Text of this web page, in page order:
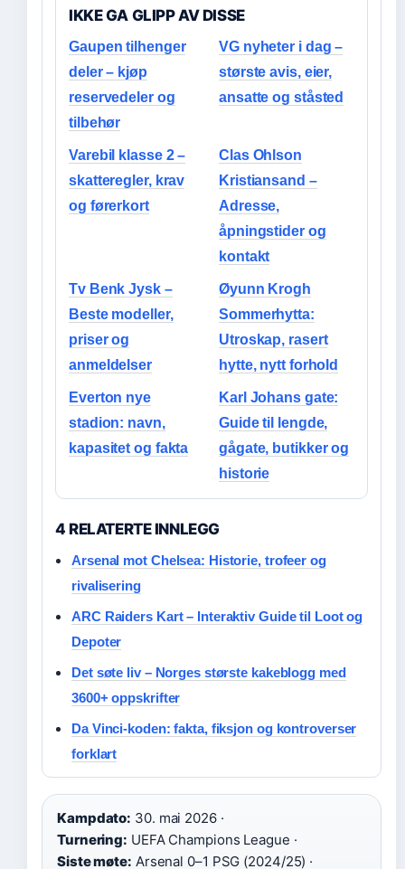
IKKE GA GLIPP AV DISSE
Gaupen tilhenger
deler – kjøp
reservedeler og
tilbehør
VG nyheter i dag –
største avis, eier,
ansatte og ståsted
Varebil klasse 2 –
skatteregler, krav
og førerkort
Clas Ohlson
Kristiansand –
Adresse,
åpningstider og
kontakt
Tv Benk Jysk –
Beste modeller,
priser og
anmeldelser
Øyunn Krogh
Sommerhytta:
Utroskap, rasert
hytte, nytt forhold
Everton nye
stadion: navn,
kapasitet og fakta
Karl Johans gate:
Guide til lengde,
gågate, butikker og
historie
4 RELATERTE INNLEGG
Arsenal mot Chelsea: Historie, trofeer og
rivalisering
ARC Raiders Kart – Interaktiv Guide til Loot og
Depoter
Det søte liv – Norges største kakeblogg med
3600+ oppskrifter
Da Vinci-koden: fakta, fiksjon og kontroverser
forklart
Kampdato: 30. mai 2026 ·
Turnering: UEFA Champions League ·
Siste møte: Arsenal 0–1 PSG (2024/25) ·